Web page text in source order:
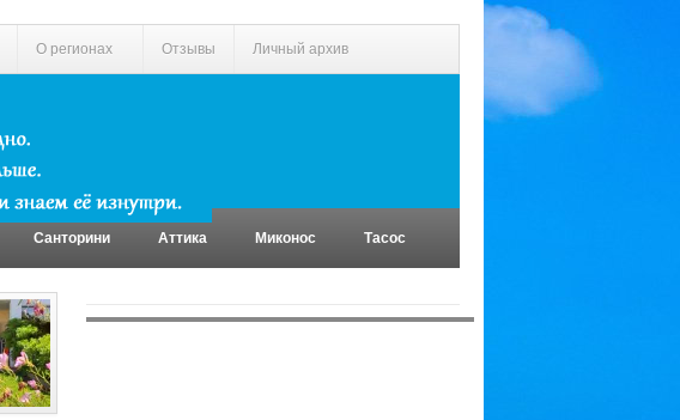
О регионах Отзывы Личный архив
Санторини Аттика Миконос Тасос